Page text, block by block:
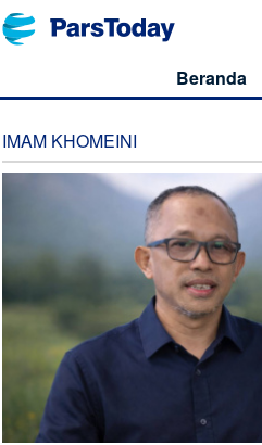
Beranda
IMAM KHOMEINI